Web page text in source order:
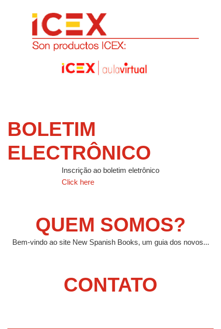
BOLETIM
ELECTRÔNICO
Inscrição ao boletim eletrônico
Click here
QUEM SOMOS?
Bem-vindo ao site New Spanish Books, um guia dos novos...
CONTATO